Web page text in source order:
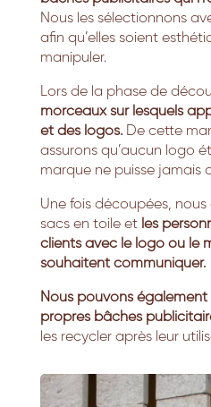
Nous les sélectionnons
afin qu’elles soient
manipuler.
Lors de la phase de
morceaux sur lesquels
et des logos.De cette
assurons qu’aucun logo
marque ne puisse jamais
Une fois découpées,
sacs en toile et les
clients avec le logo ou le
souhaitent communiquer.
Nous pouvons également
propres bâches
les recycler après leur